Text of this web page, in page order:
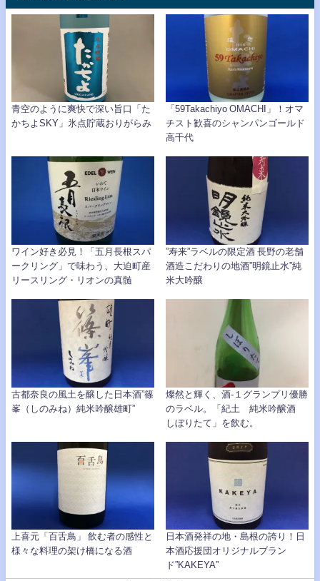
青空のように爽快で深い旨口「た
かちよSKY」氷点貯蔵おりがらみ
「59Takachiyo OMACHI」！オマ
チスト歓喜のシャンパンゴールド
高千代
ワイン好き必見！「五月長根スパ
ークリング」で味わう、大迫町産
リースリング・リオンの真髄
”寿来”ラベルの限定酒 長野の老舗
酒造こだわりの地酒”明鏡止水”純
米大吟醸
古都奈良の風土を醸した日本酒”篠
峯（しのみね）純米吟醸雄町”
燦然と輝く、酒-１グランプリ優勝
のラベル。「紀土 純米吟醸酒
しぼりたて」を飲む。
上喜元「百舌鳥」 飲む者の感性と
様々な料理の架け橋になる酒
日本酒発祥の地・島根の誇り！日
本酒応援団オリジナルブラン
ド”KAKEYA”